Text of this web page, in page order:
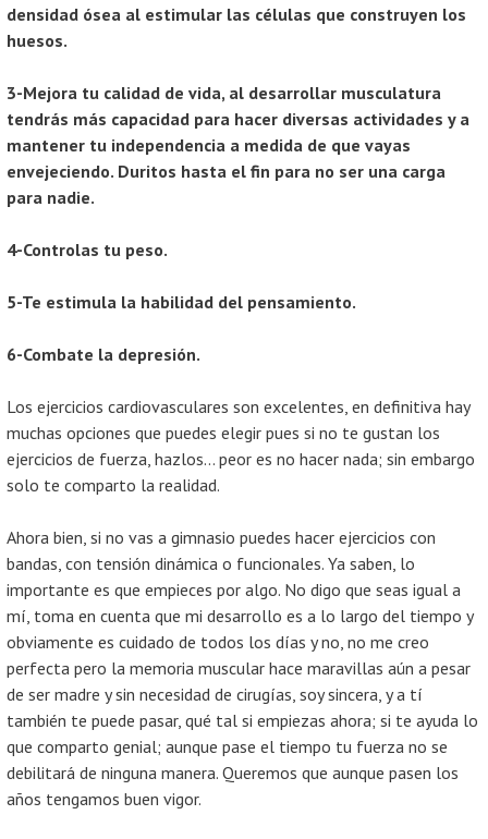
densidad ósea al estimular las células que construyen los
huesos.
3-Mejora tu calidad de vida, al desarrollar musculatura
tendrás más capacidad para hacer diversas actividades y a
mantener tu independencia a medida de que vayas
envejeciendo. Duritos hasta el fin para no ser una carga
para nadie.
4-Controlas tu peso.
5-Te estimula la habilidad del pensamiento.
6-Combate la depresión.
Los ejercicios cardiovasculares son excelentes, en definitiva hay
muchas opciones que puedes elegir pues si no te gustan los
ejercicios de fuerza, hazlos... peor es no hacer nada; sin embargo
solo te comparto la realidad.
Ahora bien, si no vas a gimnasio puedes hacer ejercicios con
bandas, con tensión dinámica o funcionales. Ya saben, lo
importante es que empieces por algo. No digo que seas igual a
mí, toma en cuenta que mi desarrollo es a lo largo del tiempo y
obviamente es cuidado de todos los días y no, no me creo
perfecta pero la memoria muscular hace maravillas aún a pesar
de ser madre y sin necesidad de cirugías, soy sincera, y a tí
también te puede pasar, qué tal si empiezas ahora; si te ayuda lo
que comparto genial; aunque pase el tiempo tu fuerza no se
debilitará de ninguna manera. Queremos que aunque pasen los
años tengamos buen vigor.